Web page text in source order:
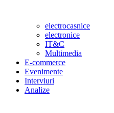
electrocasnice
electronice
IT&C
Multimedia
E-commerce
Evenimente
Interviuri
Analize